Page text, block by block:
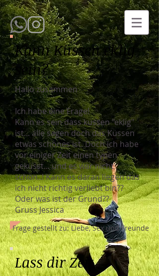
Kann Küssen eklig
sein?
Hallo zusammen
Ich habe eine Frage!
Kann es sein dass küssen "eklig"
ist... alle sagen doch das Küssen
etwas schönes ist. Doch ich habe
vor einiger Zeit einen typen
geküsst... und es war nicht
schön..! Kann es daran liegen das
ich nicht richtig verliebt bin??
Oder was ist der Grund??
Gruss Jessica
Frage gestellt zu: Liebe, Sex und Freunde
Lass dir Zeit